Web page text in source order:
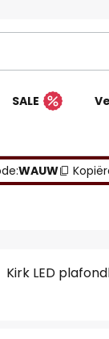
SALE
WAUW
Kirk LED